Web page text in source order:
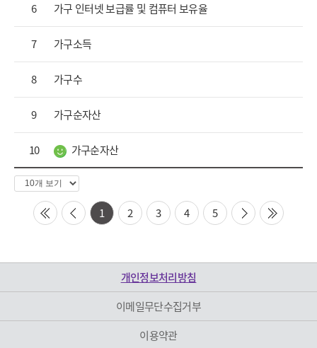
6 가구 인터넷 보급률 및 컴퓨터 보유율
7 가구소득
8 가구수
9 가구순자산
10 가구순자산
first prev 1 2 3 4 5 next last
개인정보처리방침
이메일무단수집거부
이용약관